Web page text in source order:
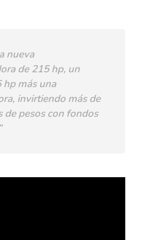
nueva
de 215 hp, un
hp más una
invirtiendo más de
de pesos con fondos